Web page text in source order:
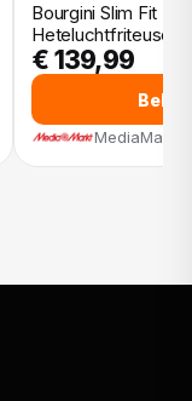
Bourgini Slim Fit
Heteluchtfriteuse…
€ 139,99
MediaMarkt